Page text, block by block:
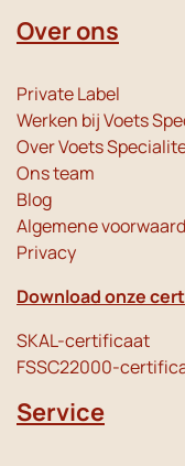
Over ons
Private Label
Werken bij Voets
Over Voets
Ons team
Blog
Algemene
Privacy
Download onze
SKAL-certificaat
FSSC22000-
Service